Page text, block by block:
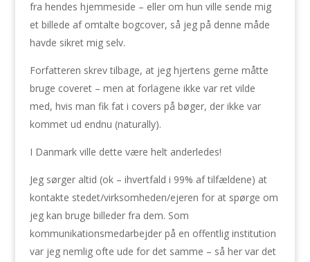
fra hendes hjemmeside – eller om hun ville sende mig
et billede af omtalte bogcover, så jeg på denne måde
havde sikret mig selv.
Forfatteren skrev tilbage, at jeg hjertens gerne måtte
bruge coveret – men at forlagene ikke var ret vilde
med, hvis man fik fat i covers på bøger, der ikke var
kommet ud endnu (naturally).
I Danmark ville dette være helt anderledes!
Jeg sørger altid (ok – ihvertfald i 99% af tilfældene) at
kontakte stedet/virksomheden/ejeren for at spørge om
jeg kan bruge billeder fra dem. Som
kommunikationsmedarbejder på en offentlig institution
var jeg nemlig ofte ude for det samme – så her var det